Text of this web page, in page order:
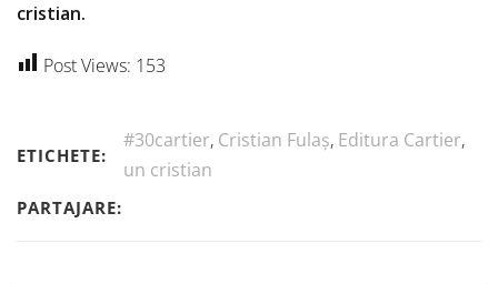
cristian.
Post Views: 153
ETICHETE:
#30cartier, Cristian Fulaș, Editura Cartier,
un cristian
PARTAJARE: